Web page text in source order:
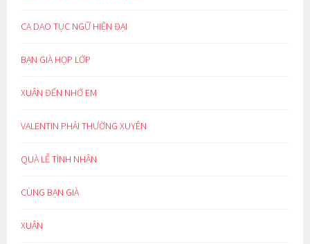
CA DAO TỤC NGỮ HIỆN ĐẠI
BẠN GIÀ HỌP LỚP
XUÂN ĐẾN NHỚ EM
VALENTIN PHẢI THƯỜNG XUYÊN
QUÀ LỄ TÌNH NHÂN
CÙNG BẠN GIÀ
XUÂN